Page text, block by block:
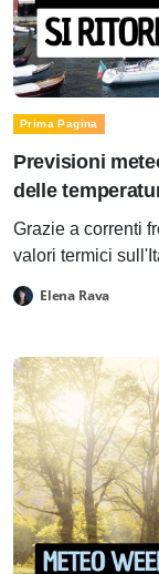
Prima Pagina
Previsioni
delle
Grazie a correnti
valori termici
Elena Rava